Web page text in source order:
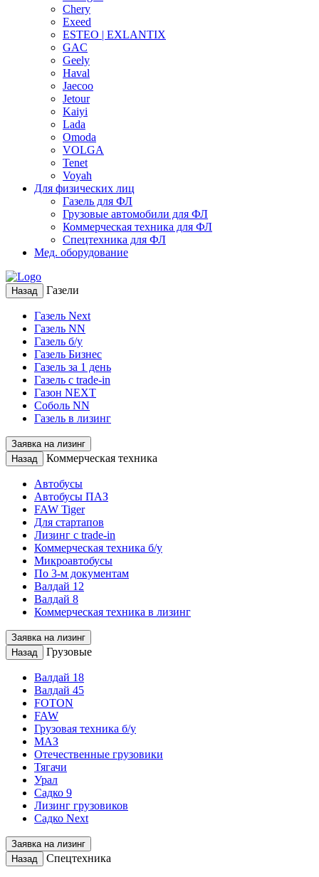
Chery
Exeed
ESTEO | EXLANTIX
GAC
Geely
Haval
Jaecoo
Jetour
Kaiyi
Lada
Omoda
VOLGA
Tenet
Voyah
Для физических лиц
Газель для ФЛ
Грузовые автомобили для ФЛ
Коммерческая техника для ФЛ
Спецтехника для ФЛ
Мед. оборудование
Назад Газели
Газель Next
Газель NN
Газель б/у
Газель Бизнес
Газель за 1 день
Газель с trade-in
Газон NEXT
Соболь NN
Газель в лизинг
Заявка на лизинг
Назад
Коммерческая техника
Автобусы
Автобусы ПАЗ
FAW Tiger
Для стартапов
Лизинг с trade-in
Коммерческая техника б/у
Микроавтобусы
По 3-м документам
Валдай 12
Валдай 8
Коммерческая техника в лизинг
Заявка на лизинг
Назад
Грузовые
Валдай 18
Валдай 45
FOTON
FAW
Грузовая техника б/у
МАЗ
Отечественные грузовики
Тягачи
Урал
Садко 9
Лизинг грузовиков
Садко Next
Заявка на лизинг
Назад
Спецтехника